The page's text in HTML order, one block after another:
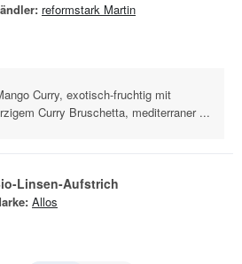
reformstark Martin
Curry, exotisch-fruchtig mit
Curry Bruschetta, mediterraner ...
Linsen-Aufstrich
Allos